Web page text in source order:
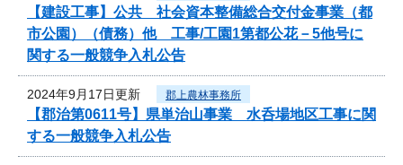
【建設工事】公共 社会資本整備総合交付金事業（都
市公園）（債務）他 工事/工園1第都公花－5他号に
関する一般競争入札公告
2024年9月17日更新 郡上農林事務所
【郡治第0611号】県単治山事業 水呑場地区工事に関
する一般競争入札公告